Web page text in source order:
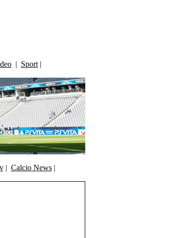
| Sport |
| Calcio News|